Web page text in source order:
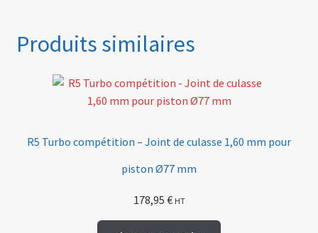
Produits similaires
R5 Turbo compétition – Joint de culasse 1,60 mm pour
piston Ø77 mm
178,95 € HT